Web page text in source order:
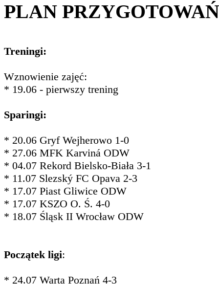
PLAN PRZYGOTOWAŃ
Treningi:
Wznowienie zajęć:
* 19.06 - pierwszy trening
Sparingi:
* 20.06 Gryf Wejherowo 1-0
* 27.06 MFK Karviná ODW
* 04.07 Rekord Bielsko-Biała 3-1
* 11.07 Slezský FC Opava 2-3
* 17.07 Piast Gliwice ODW
* 17.07 KSZO O. Ś. 4-0
* 18.07 Śląsk II Wrocław ODW
Początek ligi:
* 24.07 Warta Poznań 4-3